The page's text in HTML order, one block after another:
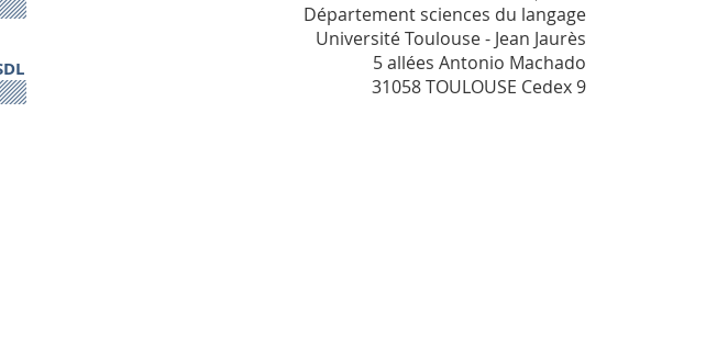
Département sciences du langage
Université Toulouse - Jean Jaurès
5 allées Antonio Machado
31058 TOULOUSE Cedex 9